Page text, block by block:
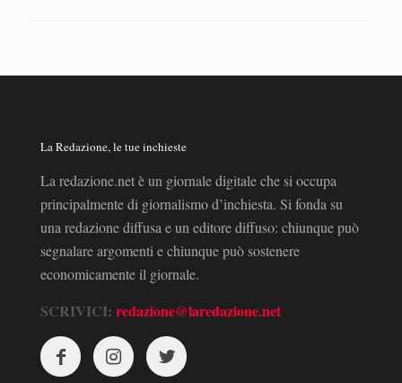
La Redazione, le tue inchieste
La redazione.net è un giornale digitale che si occupa
principalmente di giornalismo d’inchiesta. Si fonda su
una redazione diffusa e un editore diffuso: chiunque può
segnalare argomenti e chiunque può sostenere
economicamente il giornale.
SCRIVICI: redazione@laredazione.net